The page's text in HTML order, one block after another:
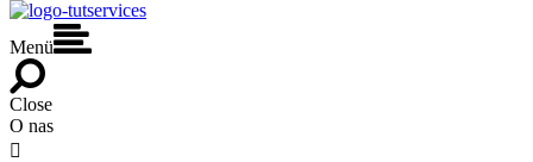
Menü
Close
O nas
